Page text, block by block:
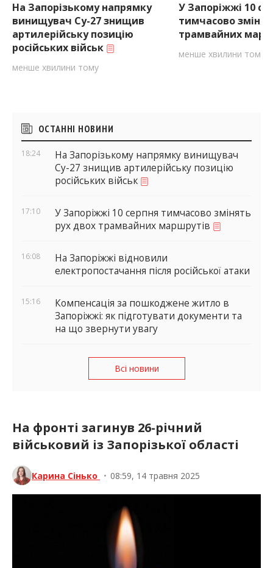
На Запорізькому напрямку
винищувач Су-27 знищив
артилерійську позицію
російських військ
менше хвилини тому
У Запоріжжі 10
тимчасово
трамвайних
менше хвилини тому
Бічні
віджети
ОСТАННІ НОВИНИ
18:24
На Запорізькому напрямку винищувач
Су-27 знищив артилерійську позицію
російських військ
17:10
У Запоріжжі 10 серпня тимчасово змінять
рух двох трамвайних маршрутів
16:08
На Запоріжжі відновили
електропостачання після російської атаки
15:16
Компенсація за пошкоджене житло в
Запоріжжі: як підготувати документи та
на що звернути увагу
Всі новини
На фронті загинув 26-річний
військовий із Запорізької області
Карина Сінько • 08:59, 14 травня 2025